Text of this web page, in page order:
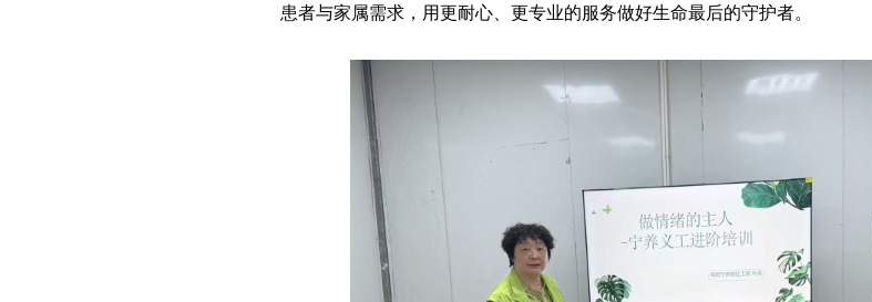
患者与家属需求，用更耐心、更专业的服务做好生命最后的守护者。